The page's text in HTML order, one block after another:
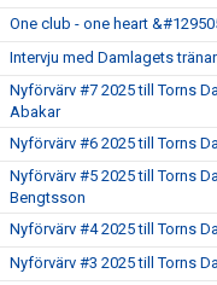
One club - one heart
Intervju med Damlagets
Nyförvärv #7 2025 till Torns
Abakar
Nyförvärv #6 2025 till Torns
Nyförvärv #5 2025 till Torns
Bengtsson
Nyförvärv #4 2025 till Torns
Nyförvärv #3 2025 till Torns